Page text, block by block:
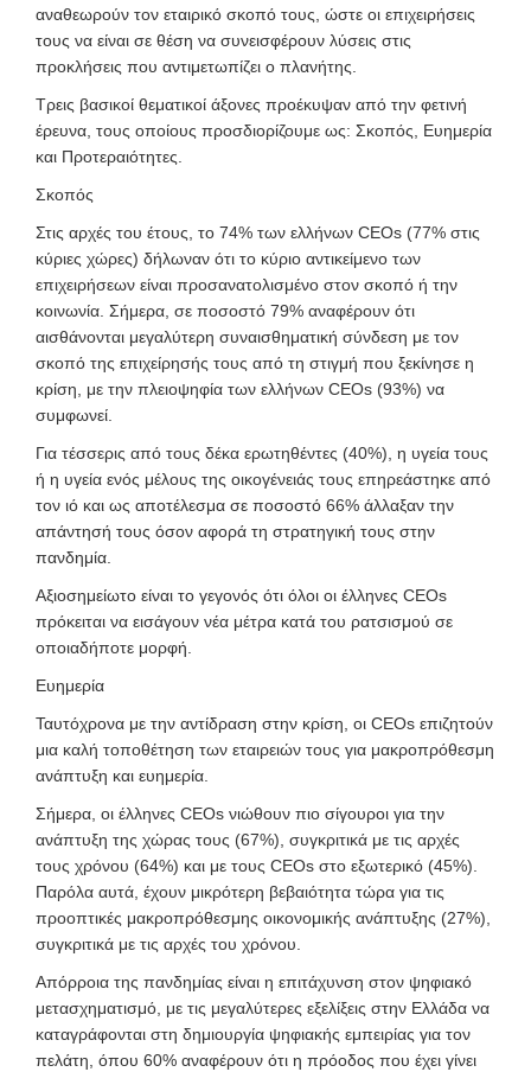
αναθεωρούν τον εταιρικό σκοπό τους, ώστε οι επιχειρήσεις
τους να είναι σε θέση να συνεισφέρουν λύσεις στις
προκλήσεις που αντιμετωπίζει ο πλανήτης.
Τρεις βασικοί θεματικοί άξονες προέκυψαν από την φετινή
έρευνα, τους οποίους προσδιορίζουμε ως: Σκοπός, Ευημερία
και Προτεραιότητες.
Σκοπός
Στις αρχές του έτους, το 74% των ελλήνων CEOs (77% στις
κύριες χώρες) δήλωναν ότι το κύριο αντικείμενο των
επιχειρήσεων είναι προσανατολισμένο στον σκοπό ή την
κοινωνία. Σήμερα, σε ποσοστό 79% αναφέρουν ότι
αισθάνονται μεγαλύτερη συναισθηματική σύνδεση με τον
σκοπό της επιχείρησής τους από τη στιγμή που ξεκίνησε η
κρίση, με την πλειοψηφία των ελλήνων CEOs (93%) να
συμφωνεί.
Για τέσσερις από τους δέκα ερωτηθέντες (40%), η υγεία τους
ή η υγεία ενός μέλους της οικογένειάς τους επηρεάστηκε από
τον ιό και ως αποτέλεσμα σε ποσοστό 66% άλλαξαν την
απάντησή τους όσον αφορά τη στρατηγική τους στην
πανδημία.
Αξιοσημείωτο είναι το γεγονός ότι όλοι οι έλληνες CEOs
πρόκειται να εισάγουν νέα μέτρα κατά του ρατσισμού σε
οποιαδήποτε μορφή.
Ευημερία
Ταυτόχρονα με την αντίδραση στην κρίση, οι CEOs επιζητούν
μια καλή τοποθέτηση των εταιρειών τους για μακροπρόθεσμη
ανάπτυξη και ευημερία.
Σήμερα, οι έλληνες CEOs νιώθουν πιο σίγουροι για την
ανάπτυξη της χώρας τους (67%), συγκριτικά με τις αρχές
τους χρόνου (64%) και με τους CEOs στο εξωτερικό (45%).
Παρόλα αυτά, έχουν μικρότερη βεβαιότητα τώρα για τις
προοπτικές μακροπρόθεσμης οικονομικής ανάπτυξης (27%),
συγκριτικά με τις αρχές του χρόνου.
Απόρροια της πανδημίας είναι η επιτάχυνση στον ψηφιακό
μετασχηματισμό, με τις μεγαλύτερες εξελίξεις στην Ελλάδα να
καταγράφονται στη δημιουργία ψηφιακής εμπειρίας για τον
πελάτη, όπου 60% αναφέρουν ότι η πρόοδος που έχει γίνει